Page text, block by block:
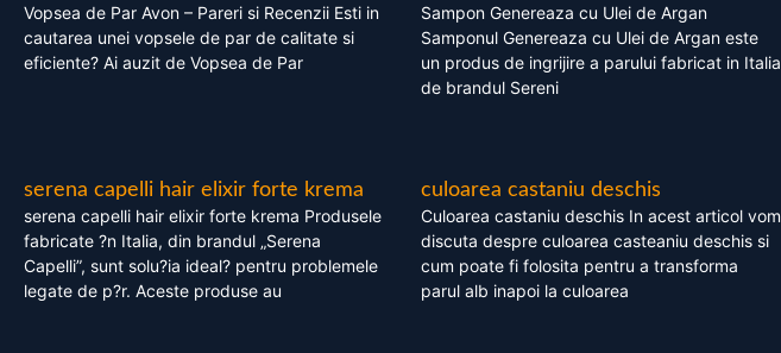
Vopsea de Par Avon – Pareri si Recenzii Esti in
cautarea unei vopsele de par de calitate si
eficiente? Ai auzit de Vopsea de Par
Sampon Genereaza cu Ulei de Argan
Samponul Genereaza cu Ulei de Argan este
un produs de ingrijire a parului fabricat in Italia
de brandul Sereni
serena capelli hair elixir forte krema
serena capelli hair elixir forte krema Produsele
fabricate ?n Italia, din brandul „Serena
Capelli”, sunt solu?ia ideal? pentru problemele
legate de p?r. Aceste produse au
culoarea castaniu deschis
Culoarea castaniu deschis In acest articol vom
discuta despre culoarea casteaniu deschis si
cum poate fi folosita pentru a transforma
parul alb inapoi la culoarea